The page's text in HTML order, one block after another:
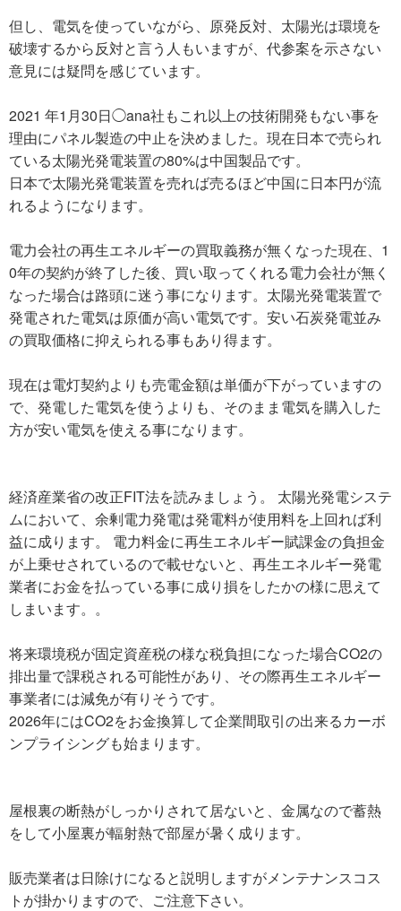
但し、電気を使っていながら、原発反対、太陽光は環境を
破壊するから反対と言う人もいますが、代参案を示さない
意見には疑問を感じています。
2021 年1月30日◯ana社もこれ以上の技術開発もない事を
理由にパネル製造の中止を決めました。現在日本で売られ
ている太陽光発電装置の80%は中国製品です。
日本で太陽光発電装置を売れば売るほど中国に日本円が流
れるようになります。
電力会社の再生エネルギーの買取義務が無くなった現在、1
0年の契約が終了した後、買い取ってくれる電力会社が無く
なった場合は路頭に迷う事になります。太陽光発電装置で
発電された電気は原価が高い電気です。安い石炭発電並み
の買取価格に抑えられる事もあり得ます。
現在は電灯契約よりも売電金額は単価が下がっていますの
で、発電した電気を使うよりも、そのまま電気を購入した
方が安い電気を使える事になります。
経済産業省の改正FIT法を読みましょう。 太陽光発電システ
ムにおいて、余剰電力発電は発電料が使用料を上回れば利
益に成ります。 電力料金に再生エネルギー賦課金の負担金
が上乗せされているので載せないと、再生エネルギー発電
業者にお金を払っている事に成り損をしたかの様に思えて
しまいます。。
将来環境税が固定資産税の様な税負担になった場合CO2の
排出量で課税される可能性があり、その際再生エネルギー
事業者には減免が有りそうです。
2026年にはCO2をお金換算して企業間取引の出来るカーボ
ンプライシングも始まります。
屋根裏の断熱がしっかりされて居ないと、金属なので蓄熱
をして小屋裏が輻射熱で部屋が暑く成ります。
販売業者は日除けになると説明しますがメンテナンスコス
トが掛かりますので、ご注意下さい。